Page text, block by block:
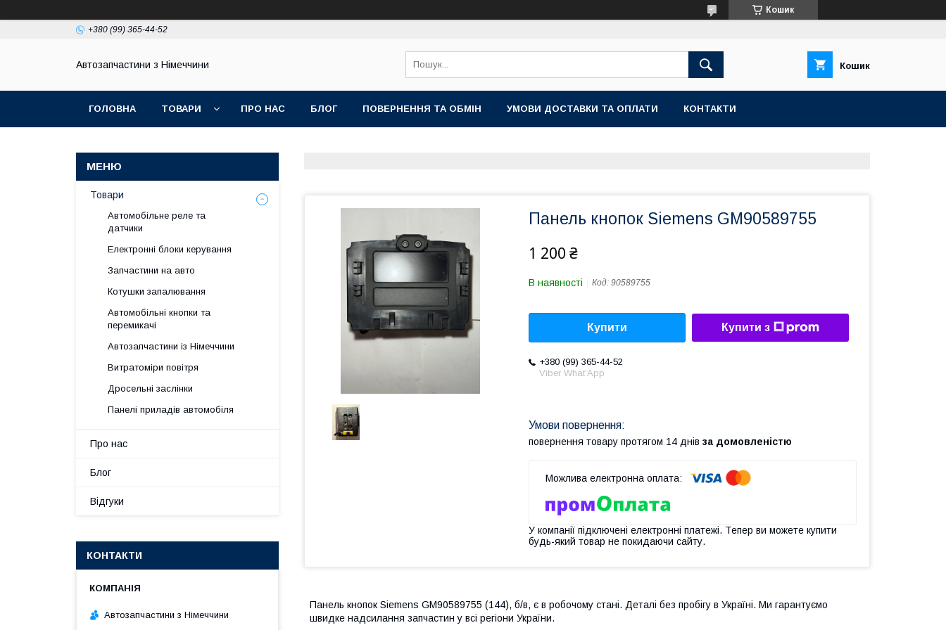
Кошик
+380 (99) 365-44-52
Автозапчастини з Німеччини Кошик
ГОЛОВНА ТОВАРИ ПРО НАС БЛОГ ПОВЕРНЕННЯ ТА ОБМІН УМОВИ ДОСТАВКИ ТА ОПЛАТИ КОНТАКТИ
Панель кнопок Siemens GM90589755
1 200 ₴
В наявності Код: 90589755
Купити Купити з
+380 (99) 365-44-52
Viber What’App
повернення товару протягом 14 днів за домовленістю
У компанії підключені електронні платежі. Тепер ви можете купити
будь-який товар не покидаючи сайту.
Панель кнопок Siemens GM90589755 (144), б/в, є в робочому стані. Деталі без пробігу в Україні. Ми гарантуємо
швидке надсилання запчастин у всі регіони України.
Товари
Автомобільне реле та
датчики
Електронні блоки керування
Запчастини на авто
Котушки запалювання
Автомобільні кнопки та
перемикачі
Автозапчастини із Німеччини
Витратоміри повітря
Дросельні заслінки
Панелі приладів автомобіля
Про нас
Блог
Відгуки
КОНТАКТИ
Автозапчастини з Німеччини